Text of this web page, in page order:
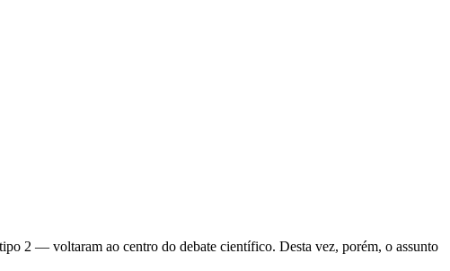
2 — voltaram ao centro do debate científico. Desta vez, porém, o assunto